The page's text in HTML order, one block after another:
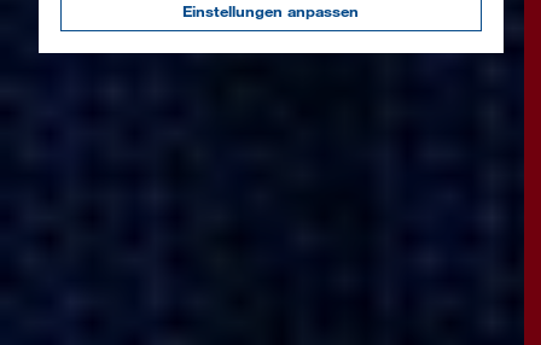
Einstellungen anpassen